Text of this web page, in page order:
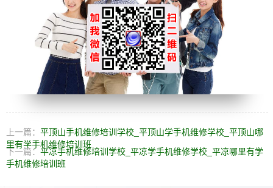
上一篇： 平顶山手机维修培训学校_平顶山学手机维修学校_平顶山哪
里有学手机维修培训班
下一篇： 平凉手机维修培训学校_平凉学手机维修学校_平凉哪里有学
手机维修培训班